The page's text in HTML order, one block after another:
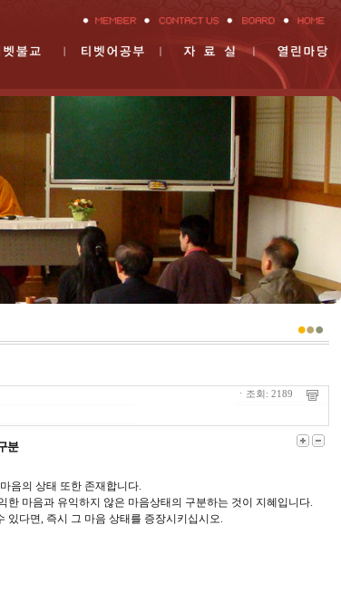
ㆍ조회: 2189
분
음의 상태 또한 존재합니다.
마음과 유익하지 않은 마음상태의 구분하는 것이 지혜입니다.
있다면, 즉시 그 마음 상태를 증장시키십시오.